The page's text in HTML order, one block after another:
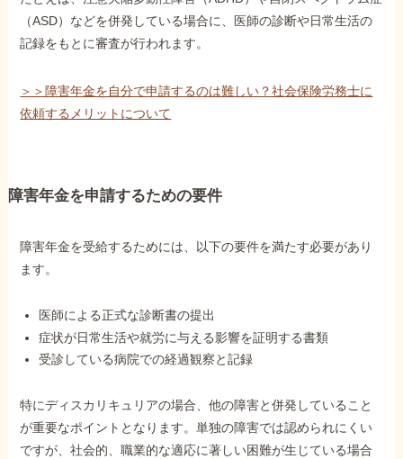
他社と何が違うの？
依頼するメリット
089-907-3797
（ASD）などを併発している場合に、医師の診断や日常生活の
記録をもとに審査が行われます。
＞＞障害年金を自分で申請するのは難しい？社会保険労務士に
依頼するメリットについて
障害年金を申請するための要件
障害年金を受給するためには、以下の要件を満たす必要があり
ます。
医師による正式な診断書の提出
症状が日常生活や就労に与える影響を証明する書類
受診している病院での経過観察と記録
特にディスカリキュリアの場合、他の障害と併発していること
が重要なポイントとなります。単独の障害では認められにくい
ですが、社会的、職業的な適応に著しい困難が生じている場合